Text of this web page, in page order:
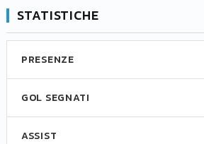
STATISTICHE
PRESENZE
GOL SEGNATI
ASSIST